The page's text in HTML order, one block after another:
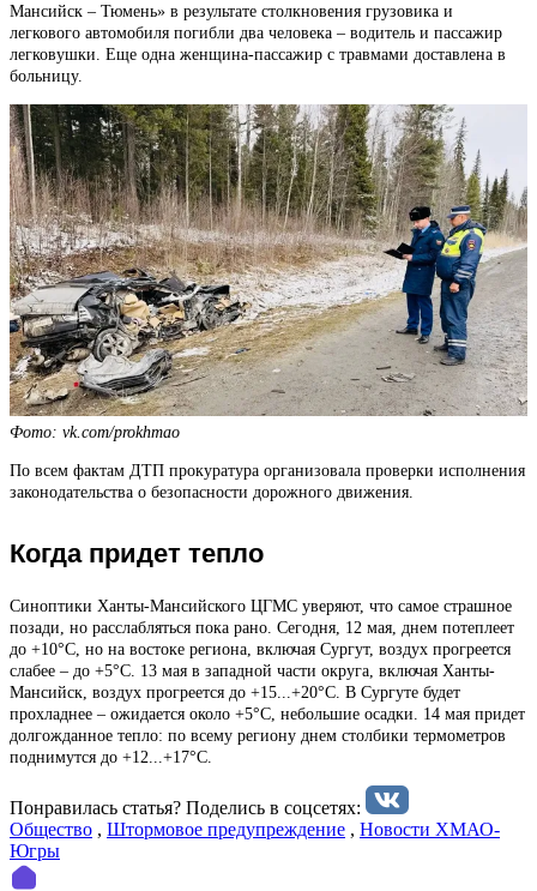
Мансийск – Тюмень» в результате столкновения грузовика и
легкового автомобиля погибли два человека – водитель и пассажир
легковушки. Еще одна женщина-пассажир с травмами доставлена в
больницу.
Фото: vk.com/prokhmao
По всем фактам ДТП прокуратура организовала проверки исполнения
законодательства о безопасности дорожного движения.
Когда придет тепло
Синоптики Ханты-Мансийского ЦГМС уверяют, что самое страшное
позади, но расслабляться пока рано. Сегодня, 12 мая, днем потеплеет
до +10°С, но на востоке региона, включая Сургут, воздух прогреется
слабее – до +5°С. 13 мая в западной части округа, включая Ханты-
Мансийск, воздух прогреется до +15...+20°С. В Сургуте будет
прохладнее – ожидается около +5°С, небольшие осадки. 14 мая придет
долгожданное тепло: по всему региону днем столбики термометров
поднимутся до +12...+17°С.
Понравилась статья? Поделиcь в соцсетях:
Общество , Штормовое предупреждение , Новости ХМАО-
Югры